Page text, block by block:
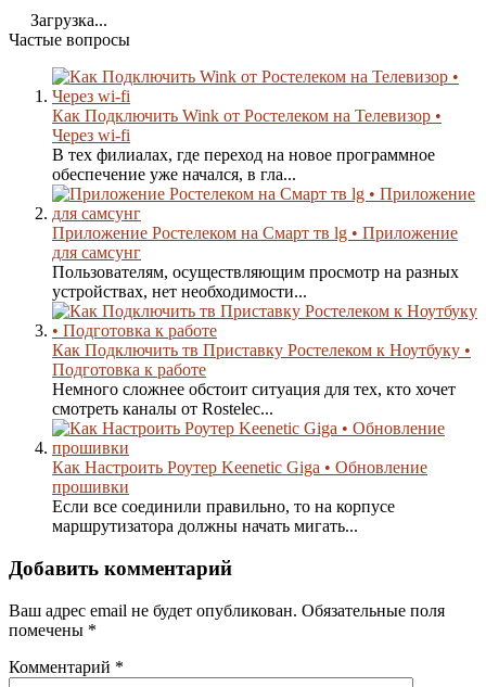
Загрузка...
Частые вопросы
Как Подключить Wink от Ростелеком на Телевизор •
Через wi-fi
В тех филиалах, где переход на новое программное
обеспечение уже начался, в гла...
Приложение Ростелеком на Смарт тв lg • Приложение
для самсунг
Пользователям, осуществляющим просмотр на разных
устройствах, нет необходимости...
Как Подключить тв Приставку Ростелеком к Ноутбуку •
Подготовка к работе
Немного сложнее обстоит ситуация для тех, кто хочет
смотреть каналы от Rostelec...
Как Настроить Роутер Keenetic Giga • Обновление
прошивки
Если все соединили правильно, то на корпусе
маршрутизатора должны начать мигать...
Добавить комментарий
Ваш адрес email не будет опубликован. Обязательные поля
помечены *
Комментарий *